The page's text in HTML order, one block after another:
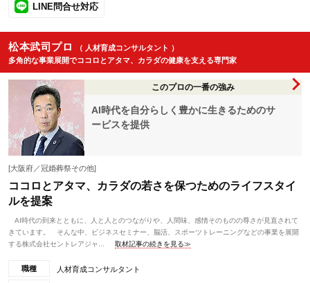
LINE問合せ対応
松本武司プロ
（ 人材育成コンサルタント ）
多角的な事業展開でココロとアタマ、カラダの健康を支える専門家
このプロの一番の強み
AI時代を自分らしく豊かに生きるためのサ
ービスを提供
[大阪府／冠婚葬祭その他]
ココロとアタマ、カラダの若さを保つためのライフスタイ
ルを提案
AI時代の到来とともに、人と人とのつながりや、人間味、感情そのものの尊さが見直されて
きています。 そんな中、ビジネスセミナー、脳活、スポーツトレーニングなどの事業を展開
する株式会社セントレアジャ...
取材記事の続きを見る≫
職種 人材育成コンサルタント